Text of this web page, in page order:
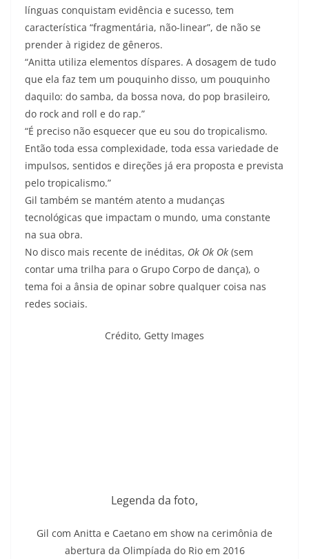
línguas conquistam evidência e sucesso, tem
característica “fragmentária, não-linear”, de não se
prender à rigidez de gêneros.
“Anitta utiliza elementos díspares. A dosagem de tudo
que ela faz tem um pouquinho disso, um pouquinho
daquilo: do samba, da bossa nova, do pop brasileiro,
do rock and roll e do rap.”
“É preciso não esquecer que eu sou do tropicalismo.
Então toda essa complexidade, toda essa variedade de
impulsos, sentidos e direções já era proposta e prevista
pelo tropicalismo.”
Gil também se mantém atento a mudanças
tecnológicas que impactam o mundo, uma constante
na sua obra.
No disco mais recente de inéditas, Ok Ok Ok (sem
contar uma trilha para o Grupo Corpo de dança), o
tema foi a ânsia de opinar sobre qualquer coisa nas
redes sociais.
Crédito, Getty Images
Legenda da foto,
Gil com Anitta e Caetano em show na cerimônia de
abertura da Olimpíada do Rio em 2016